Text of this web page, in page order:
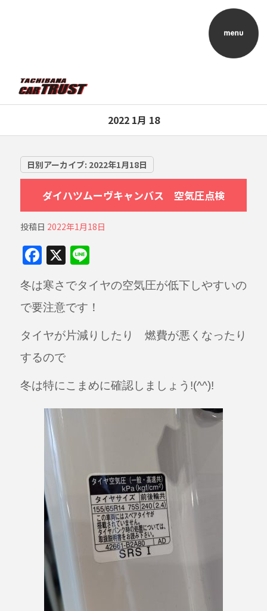
2022 1月 18
日別アーカイブ: 2022年1月18日
ダイハツムーヴキャンバス 空気圧点検
投稿日 2022年1月18日
F
a
c
e
b
o
o
k
X Li
n
e
冬は寒さでタイヤの空気圧が低下しやすいの
で要注意です！
タイヤが片減りしたり 燃費が悪くなったり
するので
冬は特にこまめに確認しましょう!(^^)!